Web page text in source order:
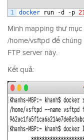
1
docker run -d -p 21
Mình mapping thư
/home/vsftpd để
FTP server này.
Kết quả: